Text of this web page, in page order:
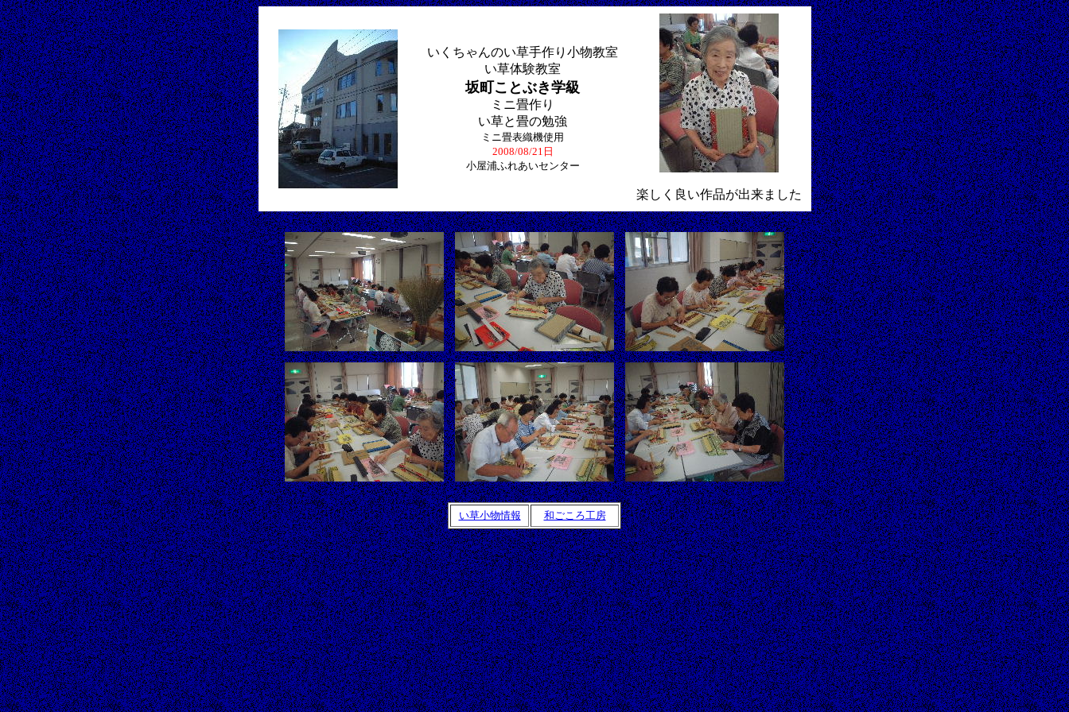
いくちゃんのい草手作り小物教室
い草体験教室
坂町ことぶき学級
ミニ畳作り
い草と畳の勉強
ミニ畳表織機使用
2008/08/21日
小屋浦ふれあいセンター
楽しく良い作品が出来ました
い草小物情報 和ごころ工房